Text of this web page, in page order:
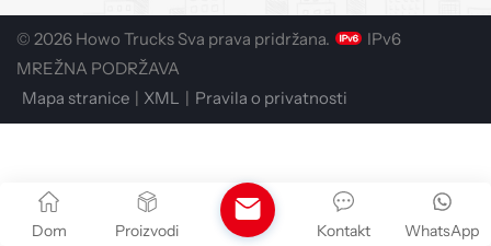
© 2026 Howo Trucks Sva prava pridržana.
IPv6
MREŽNA PODRŽAVA
Mapa stranice | XML | Pravila o privatnosti
Dom Proizvodi WhatsApp
Kontakt